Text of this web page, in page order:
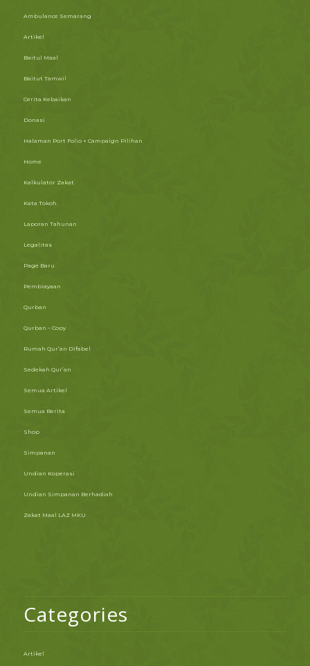
Ambulance Semarang
Artikel
Baitul Maal
Baitut Tamwil
Cerita Kebaikan
Donasi
Halaman Port Folio + Campaign Pilihan
Home
Kalkulator Zakat
Kata Tokoh
Laporan Tahunan
Legalitas
Page Baru
Pembiayaan
Qurban
Qurban – Copy
Rumah Qur’an Difabel
Sedekah Qur’an
Semua Artikel
Semua Berita
Shop
Simpanan
Undian Koperasi
Undian Simpanan Berhadiah
Zakat Maal LAZ MKU
Categories
Artikel